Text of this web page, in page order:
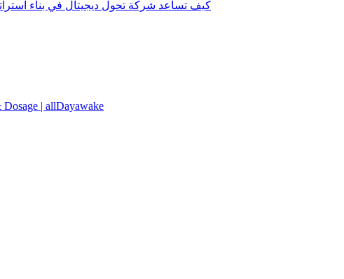
كيف تساعد شركة تحول ديجيتال في بناء
| allDayawake